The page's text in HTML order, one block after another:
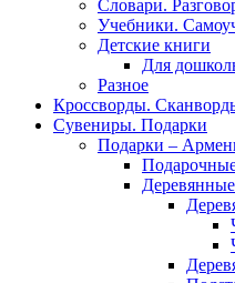
Словари.
Учебники.
Детские книги
Для
Разное
Кроссворды.
Сувениры. Подарки
Подарки –